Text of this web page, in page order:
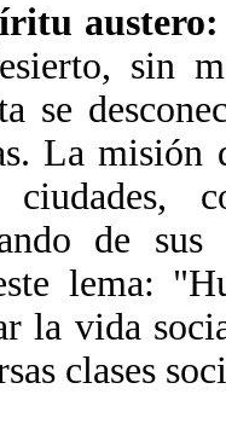
austero:
sin
se
La misión
de sus
lema:
la vida
clases